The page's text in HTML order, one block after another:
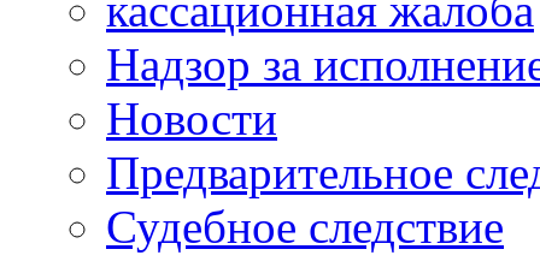
кассационная жалоба
Надзор за
Новости
Предварительное
Судебное следствие